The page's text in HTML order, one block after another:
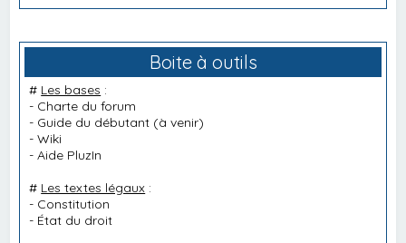
Boite à outils
# Les bases :
- Charte du forum
- Guide du débutant (à venir)
-Wiki
-Aide PluzIn
# Les textes légaux :
- Constitution
- État du droit